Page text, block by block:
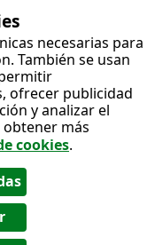
necesarias para
También se usan
ofrecer publicidad
y analizar el
más
cookies.